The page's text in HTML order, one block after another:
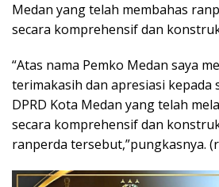
Medan yang telah membahas
secara komprehensif dan
“Atas nama Pemko Medan saya
terimakasih dan apresiasi kepada
DPRD Kota Medan yang telah
secara komprehensif dan
ranperda tersebut,”pungkasnya.